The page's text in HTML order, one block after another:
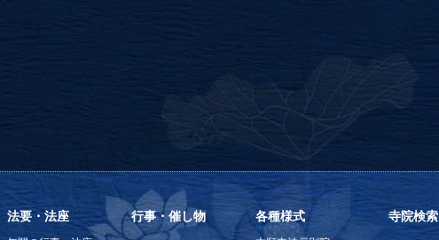
法要・法座 行事・催し物 各種様式 寺院検索